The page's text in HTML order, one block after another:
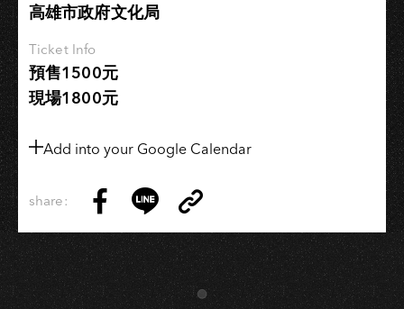
高雄市政府文化局
Ticket Info
預售1500元
現場1800元
Add into your Google Calendar
share:
on
Facebook
on
LINE
Link
Copy
Link